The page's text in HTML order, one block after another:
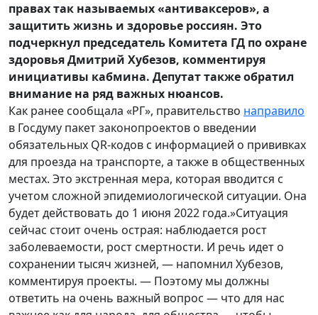
правах так называемых «антиваксеров», а
защитить жизнь и здоровье россиян. Это
подчеркнул председатель Комитета ГД по охране
здоровья Дмитрий Хубезов, комментируя
инициативы кабмина. Депутат также обратил
внимание на ряд важных нюансов.
Как ранее сообщала «РГ», правительство направило
в Госдуму пакет законопроектов о введении
обязательных QR-кодов с информацией о прививках
для проезда на транспорте, а также в общественных
местах. Это экстренная мера, которая вводится с
учетом сложной эпидемиологической ситуации. Она
будет действовать до 1 июня 2022 года.»Ситуация
сейчас стоит очень острая: наблюдается рост
заболеваемости, рост смертности. И речь идет о
сохранении тысяч жизней, — напомнил Хубезов,
комментируя проекты. — Поэтому мы должны
ответить на очень важный вопрос — что для нас